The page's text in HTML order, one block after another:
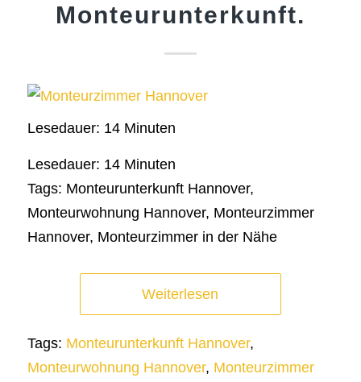
Monteurunterkunft.
Lesedauer: 14 Minuten
Lesedauer: 14 Minuten
Tags: Monteurunterkunft Hannover,
Monteurwohnung Hannover, Monteurzimmer
Hannover, Monteurzimmer in der Nähe
Weiterlesen
Tags: Monteurunterkunft Hannover,
Monteurwohnung Hannover, Monteurzimmer